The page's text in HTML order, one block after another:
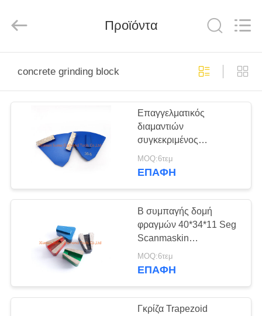
ΠΡΟΪΌΝΤΑ
ΣΧΕΤΙΚΆ
ΕΡΓΟΣΤΑΣΊΩΝ
ΠΟΙΟΤΙΚΌΣ
ΈΛΕΓΧΟΣ
Rights
Προϊόντα
concrete grinding block
Επαγγελματικός
διαμαντιών
συγκεκριμένος
αλέθοντας φραγμός
φραγμών αλέθοντας
MOQ:6τεμ
ΕΠΑΦΉ
Β συμπαγής δομή
φραγμών 40*34*11 Seg
Scanmaskin
συγκεκριμένη αλέθοντας
MOQ:6τεμ
ΕΠΑΦΉ
Γκρίζα Trapezoid